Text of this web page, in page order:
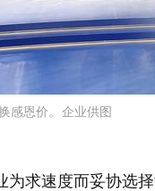
感恩价。企业供图
为求速度而妥协选